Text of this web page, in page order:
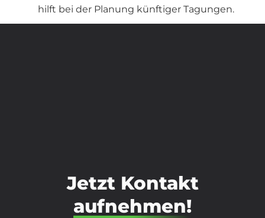
hilft bei der Planung künftiger Tagungen.
Jetzt Kontakt
aufnehmen!